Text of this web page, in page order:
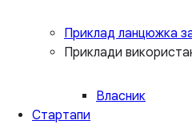
Приклад ланцюжка
Приклади
Власник
Стартапи